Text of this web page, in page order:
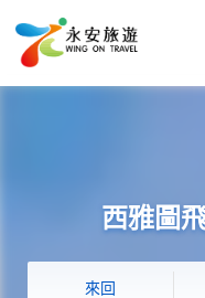
西雅圖
來回